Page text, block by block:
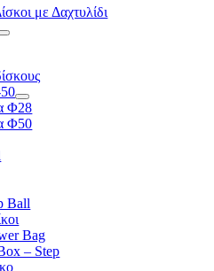
με Δαχτυλίδι
Φ28
Φ50
Ball
Bag
– Step